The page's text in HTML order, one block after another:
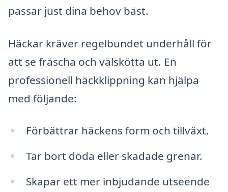
passar just dina behov bäst.
Häckar kräver regelbundet underhåll för
att se fräscha och välskötta ut. En
professionell häckklippning kan hjälpa
med följande:
Förbättrar häckens form och tillväxt.
Tar bort döda eller skadade grenar.
Skapar ett mer inbjudande utseende